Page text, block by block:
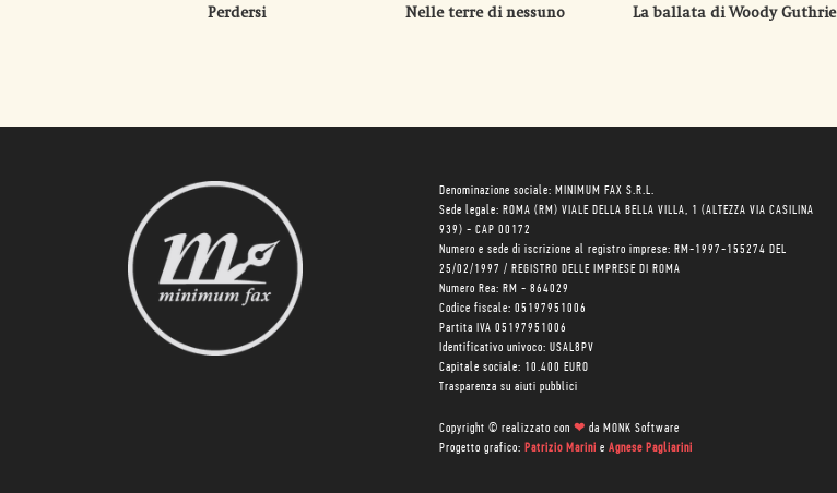
Perdersi Nelle terre di nessuno La ballata di Woody Guthrie
Denominazione sociale: MINIMUM FAX S.R.L.
Sede legale: ROMA (RM) VIALE DELLA BELLA VILLA, 1 (ALTEZZA VIA CASILINA
939) - CAP 00172
Numero e sede di iscrizione al registro imprese: RM-1997-155274 DEL
25/02/1997 / REGISTRO DELLE IMPRESE DI ROMA
Numero Rea: RM - 864029
Codice fiscale: 05197951006
Partita IVA 05197951006
Identificativo univoco: USAL8PV
Capitale sociale: 10.400 EURO
Trasparenza su aiuti pubblici
Copyright © realizzato con ❤ da MONK Software
Progetto grafico: Patrizio Marini e Agnese Pagliarini